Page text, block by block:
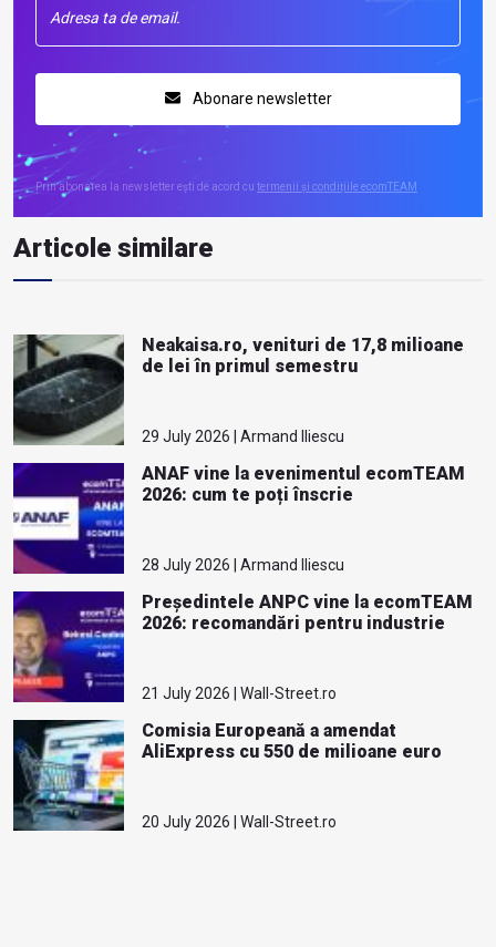
Abonare newsletter
Prin abonarea la newsletter ești de acord cu termenii și condițiile ecomTEAM
Articole similare
Neakaisa.ro, venituri de 17,8 milioane
de lei în primul semestru
29 July 2026 | Armand Iliescu
ANAF vine la evenimentul ecomTEAM
2026: cum te poți înscrie
28 July 2026 | Armand Iliescu
Președintele ANPC vine la ecomTEAM
2026: recomandări pentru industrie
21 July 2026 | Wall-Street.ro
Comisia Europeană a amendat
AliExpress cu 550 de milioane euro
20 July 2026 | Wall-Street.ro